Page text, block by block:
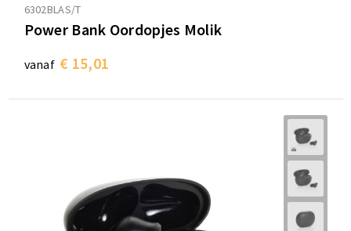
6302BLAS/T
Power Bank Oordopjes Molik
vanaf € 15,01